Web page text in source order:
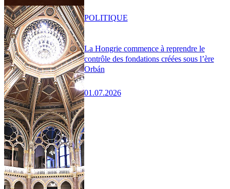
La Hongrie commence à reprendre le
contrôle des fondations créées sous l’ère
Orbán
01.07.2026
POLITIQUE